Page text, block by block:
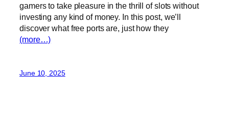
gamers to take pleasure in the thrill of slots without
investing any kind of money. In this post, we’ll
discover what free ports are, just how they
(more…)
June 10, 2025